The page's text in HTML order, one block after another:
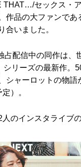
THAT…/セックス・
作品の大ファンで
合いました。
占配信中の同作は、
シリーズの最新作。
シャーロットの物
）。
のインスタライブ